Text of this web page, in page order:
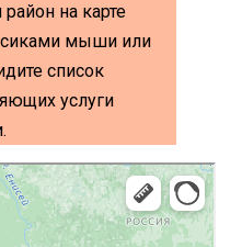
на карте
мыши или
список
услуги